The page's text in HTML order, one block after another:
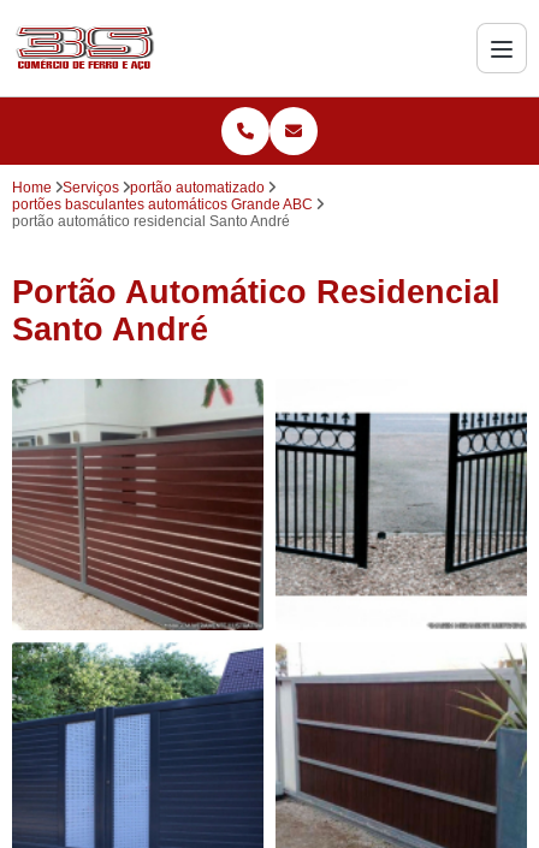
Home Serviços
portão automatizado
portões basculantes automáticos Grande ABC
portão automático residencial Santo André
Portão Automático Residencial
Santo André